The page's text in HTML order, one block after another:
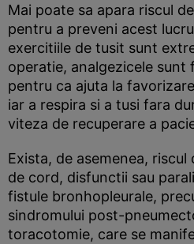
Mai poate sa apara riscul
pentru a preveni acest
exercitiile de tusit sunt
operatie, analgezicele
pentru ca ajuta la
iar a respira si a tusi fara
viteza de recuperare a
Exista, de asemenea,
de cord, disfunctii sau
fistule bronhopleurale,
sindromului post-
toracotomie, care se